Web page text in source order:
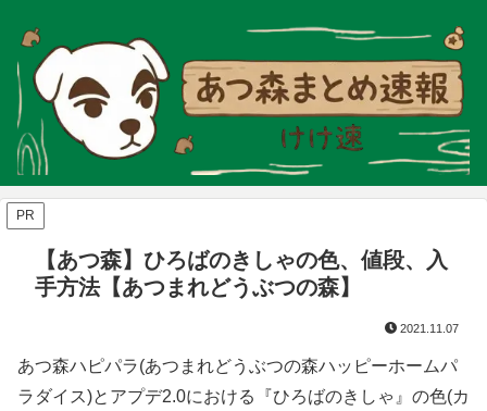
PR
【あつ森】ひろばのきしゃの色、値段、入
手方法【あつまれどうぶつの森】
2021.11.07
あつ森ハピパラ(あつまれどうぶつの森ハッピーホームパ
ラダイス)とアプデ2.0における『ひろばのきしゃ』の色(カ